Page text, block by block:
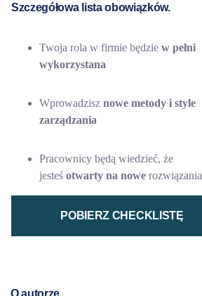
Szczegółowa lista obowiązków.
Twoja rola w firmie będzie w pełni
wykorzystana
Wprowadzisz nowe metody i style
zarządzania
Pracownicy będą wiedzieć, że
jesteś otwarty na nowe rozwiązania
POBIERZ CHECKLISTĘ
O autorze